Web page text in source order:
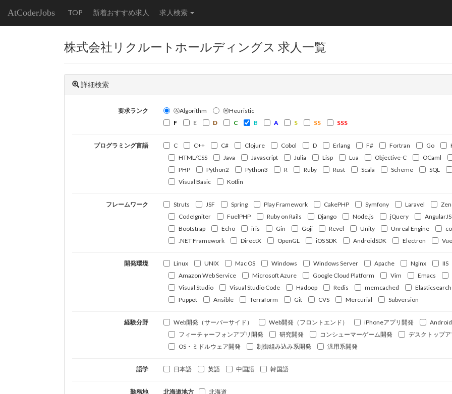
AtCoderJobs TOP 新着おすすめ求人 求人検索
株式会社リクルートホールディングス 求人一覧
詳細検索
要求ランク ⒶAlgorithm
ⒽHeuristic
F
E D C B A S SS SSS
プログラミング言語 C C++ C# Clojure Cobol D Erlang F# Fortran Go
HTML/CSS
Java Javascript Julia Lisp Lua Objective-C OCaml
PHP
Python2 Python3 R Ruby Rust Scala Scheme SQL
Visual Basic
Kotlin
フレームワーク Struts JSF Spring Play Framework CakePHP Symfony Laravel
CodeIgniter
FuelPHP Ruby on Rails Django Node.js jQuery AngularJS
Bootstrap
Echo iris Gin Goji Revel Unity Unreal Engine
.NET Framework
DirectX OpenGL iOS SDK AndroidSDK Electron
開発環境 Linux UNIX Mac OS Windows Windows Server Apache Nginx
IIS
Amazon Web Service
Microsoft Azure Google Cloud Platform Vim Emacs
Visual Studio
Visual Studio Code Hadoop Redis memcached Elasticsearch
Puppet
Ansible Terraform Git CVS Mercurial Subversion
経験分野 Web開発（サーバーサイド） Web開発（フロントエンド） iPhoneアプリ開発
フィーチャーフォンアプリ開発
研究開発 コンシューマーゲーム開発
デスクトップ
OS・ミドルウェア開発
制御組み込み系開発 汎用系開発
語学 日本語 英語 中国語 韓国語
勤務地 北海道地方
北海道